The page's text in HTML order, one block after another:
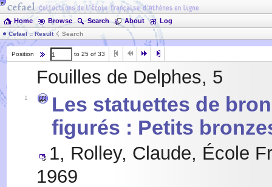
Home Browse Search About Log
Cefael :: Result Search
Position to 25 of 33
Fouilles de Delphes, 5
1
Les statuettes de
figurés : Petits
1, Rolley, Claude, École
1969